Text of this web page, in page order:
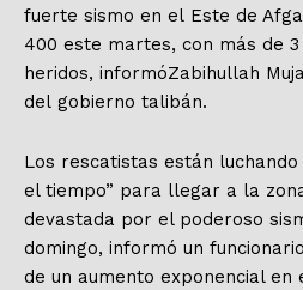
fuerte sismo en el Este de
400 este martes, con más de
heridos, informóZabihullah
del gobierno talibán.
Los rescatistas están
el tiempo” para llegar a la
devastada por el poderoso
domingo, informó un
de un aumento exponencial en